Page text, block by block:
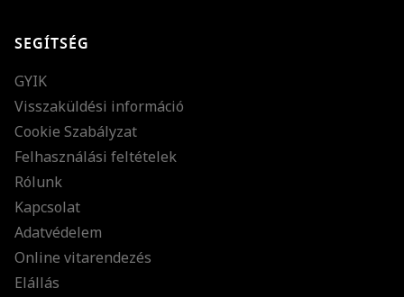
SEGÍTSÉG
GYIK
Visszaküldési információ
Cookie Szabályzat
Felhasználási feltételek
Rólunk
Kapcsolat
Adatvédelem
Online vitarendezés
Elállás